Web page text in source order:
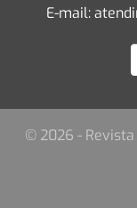
E-mail:
© 2026 -